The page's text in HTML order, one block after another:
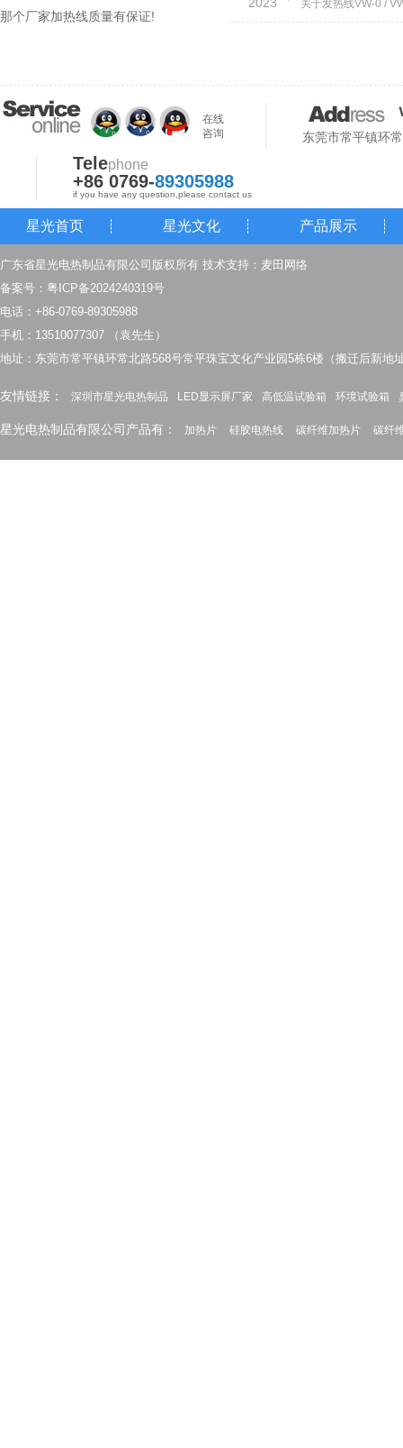
电热毯发热线加工配套方案
那个厂家加热线质量有保证!
在线
咨询
东莞市常平镇环
Telephone
+86 0769-89305988
if you have any question,please contact us
星光首页 星光文化 产品展示
广东省星光电热制品有限公司版权所有 技术支持： 麦田网络
备案号： 粤ICP备2024240319号
电话：+86-0769-89305988
手机：13510077307 （袁先生）
地址：东莞市常平镇环常北路568号常平珠宝文化产业园5栋6楼（搬迁后新地
友情链接： 深圳市星光电热制品 LED显示屏厂家 高低温试验箱 环境试验箱
星光电热制品有限公司产品有： 加热片 硅胶电热线 碳纤维加热片 碳纤